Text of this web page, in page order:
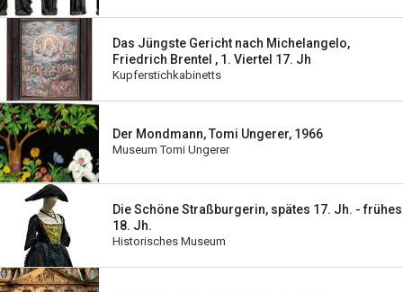
Das Jüngste Gericht nach Michelangelo,
Friedrich Brentel , 1. Viertel 17. Jh
Kupferstichkabinetts
Der Mondmann, Tomi Ungerer, 1966
Museum Tomi Ungerer
Die Schöne Straßburgerin, spätes 17. Jh. - frühes
18. Jh.
Historisches Museum